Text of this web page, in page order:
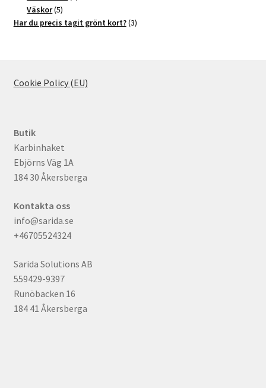
Väskor 55
produkter
Har du precis tagit grönt kort? 33
Cookie Policy (EU)
Butik
Karbinhaket
Ebjörns Väg 1A
184 30 Åkersberga
Kontakta oss
info@sarida.se
+46705524324
Sarida Solutions AB
559429-9397
Runöbacken 16
184 41 Åkersberga